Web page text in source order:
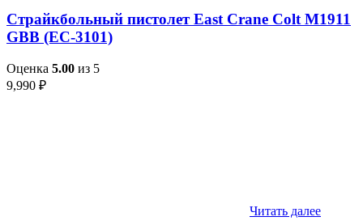
Страйкбольный пистолет East Crane Colt M1911
GBB (EC-3101)
Оценка 5.00 из 5
9,990 ₽
Читать далее